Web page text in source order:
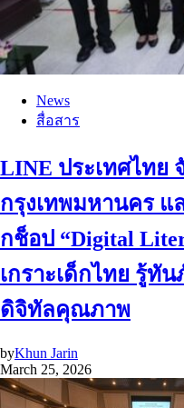
News
สื่อสาร
LINE ประเทศไทย
กรุงเทพมหานคร แ
กช็อป “Digital
เกราะเด็กไทย รู้ทั
ดิจิทัลคุณภาพ
byKhun Jarin
March 25, 2026